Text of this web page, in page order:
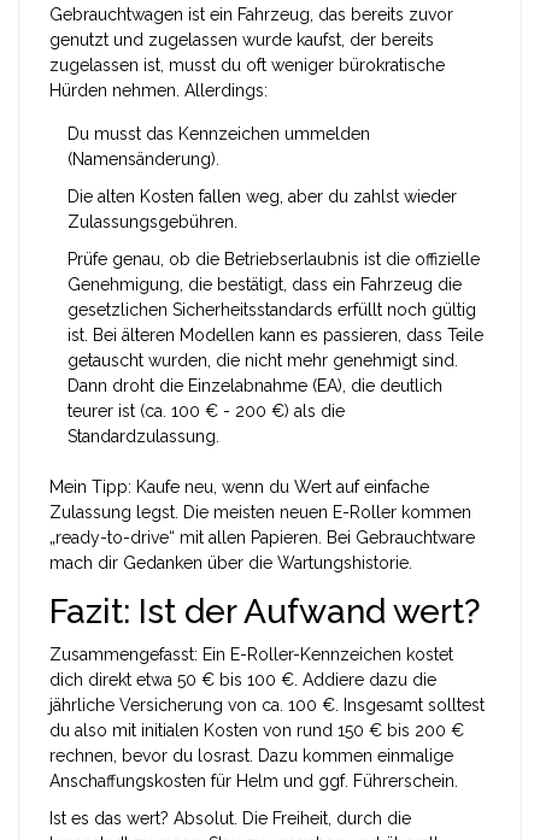
Gebrauchtwagen ist ein Fahrzeug, das bereits zuvor
genutzt und zugelassen wurde kaufst, der bereits
zugelassen ist, musst du oft weniger bürokratische
Hürden nehmen. Allerdings:
Du musst das Kennzeichen ummelden
(Namensänderung).
Die alten Kosten fallen weg, aber du zahlst wieder
Zulassungsgebühren.
Prüfe genau, ob die Betriebserlaubnis ist die offizielle
Genehmigung, die bestätigt, dass ein Fahrzeug die
gesetzlichen Sicherheitsstandards erfüllt noch gültig
ist. Bei älteren Modellen kann es passieren, dass Teile
getauscht wurden, die nicht mehr genehmigt sind.
Dann droht die Einzelabnahme (EA), die deutlich
teurer ist (ca. 100 € - 200 €) als die
Standardzulassung.
Mein Tipp: Kaufe neu, wenn du Wert auf einfache
Zulassung legst. Die meisten neuen E-Roller kommen
„ready-to-drive“ mit allen Papieren. Bei Gebrauchtware
mach dir Gedanken über die Wartungshistorie.
Fazit: Ist der Aufwand wert?
Zusammengefasst: Ein E-Roller-Kennzeichen kostet
dich direkt etwa 50 € bis 100 €. Addiere dazu die
jährliche Versicherung von ca. 100 €. Insgesamt solltest
du also mit initialen Kosten von rund 150 € bis 200 €
rechnen, bevor du losrast. Dazu kommen einmalige
Anschaffungskosten für Helm und ggf. Führerschein.
Ist es das wert? Absolut. Die Freiheit, durch die